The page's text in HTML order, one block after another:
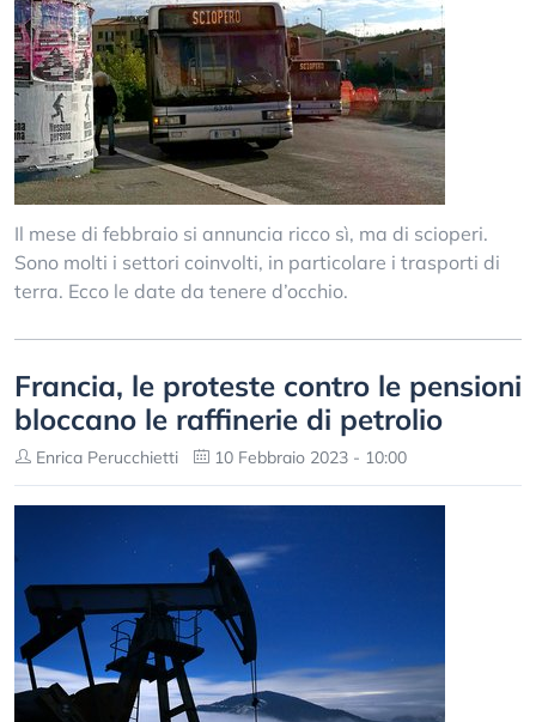
Il mese di febbraio si annuncia ricco sì, ma di scioperi.
Sono molti i settori coinvolti, in particolare i trasporti di
terra. Ecco le date da tenere d’occhio.
Francia, le proteste contro le pensioni
bloccano le raffinerie di petrolio
Enrica Perucchietti 10 Febbraio 2023 - 10:00